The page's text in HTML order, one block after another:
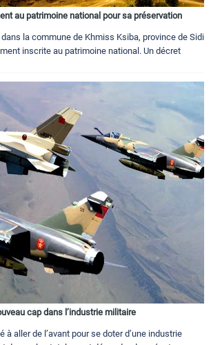
au patrimoine national pour sa préservation
la commune de Khmiss Ksiba, province de Sidi
inscrite au patrimoine national. Un décret
cap dans l’industrie militaire
à aller de l’avant pour se doter d’une industrie